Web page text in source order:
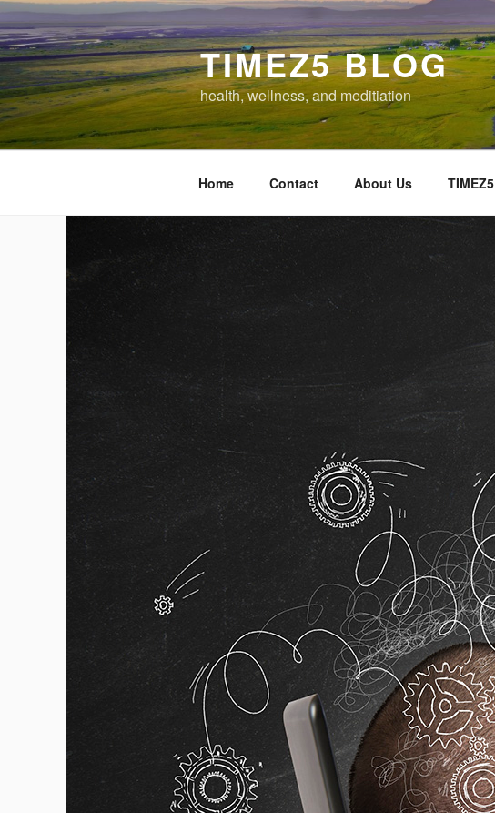
Skip
to
content
TIMEZ5 BLOG
health, wellness, and meditiation
Home Contact About Us TIMEZ5